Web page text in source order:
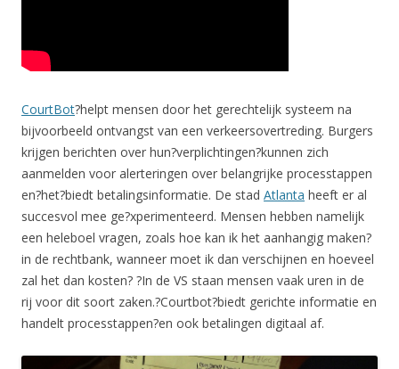
CourtBot?helpt mensen door het gerechtelijk systeem na
bijvoorbeeld ontvangst van een verkeersovertreding. Burgers
krijgen berichten over hun?verplichtingen?kunnen zich
aanmelden voor alerteringen over belangrijke processtappen
en?het?biedt betalingsinformatie. De stad Atlanta heeft er al
succesvol mee ge?xperimenteerd. Mensen hebben namelijk
een heleboel vragen, zoals hoe kan ik het aanhangig maken?
in de rechtbank, wanneer moet ik dan verschijnen en hoeveel
zal het dan kosten? ?In de VS staan mensen vaak uren in de
rij voor dit soort zaken.?Courtbot?biedt gerichte informatie en
handelt processtappen?en ook betalingen digitaal af.